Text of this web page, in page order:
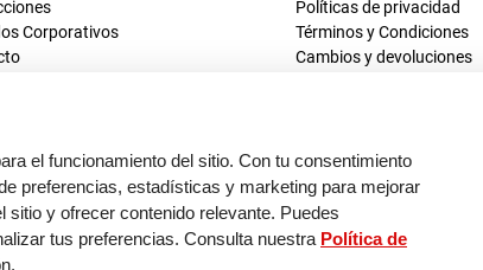
el funcionamiento del sitio. Con tu consentimiento
preferencias, estadísticas y marketing para mejorar
sitio y ofrecer contenido relevante. Puedes
tus preferencias. Consulta nuestra Política de
Corporativos
física
670 - 699, La Victoria
8:00 a.m. - 6:30 p.m.
9:00 a.m. - 5:00 p.m.
Políticas de privacidad
Términos y Condiciones
Cambios y devoluciones